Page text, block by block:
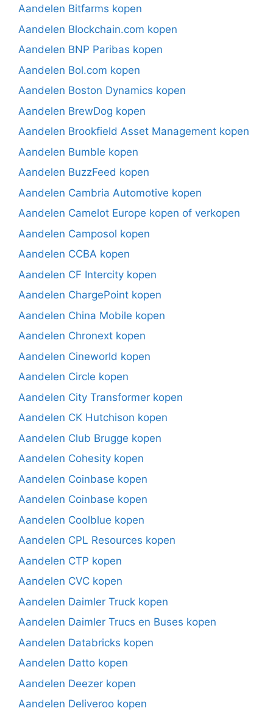
Aandelen Bitfarms kopen
Aandelen Blockchain.com kopen
Aandelen BNP Paribas kopen
Aandelen Bol.com kopen
Aandelen Boston Dynamics kopen
Aandelen BrewDog kopen
Aandelen Brookfield Asset Management kopen
Aandelen Bumble kopen
Aandelen BuzzFeed kopen
Aandelen Cambria Automotive kopen
Aandelen Camelot Europe kopen of verkopen
Aandelen Camposol kopen
Aandelen CCBA kopen
Aandelen CF Intercity kopen
Aandelen ChargePoint kopen
Aandelen China Mobile kopen
Aandelen Chronext kopen
Aandelen Cineworld kopen
Aandelen Circle kopen
Aandelen City Transformer kopen
Aandelen CK Hutchison kopen
Aandelen Club Brugge kopen
Aandelen Cohesity kopen
Aandelen Coinbase kopen
Aandelen Coinbase kopen
Aandelen Coolblue kopen
Aandelen CPL Resources kopen
Aandelen CTP kopen
Aandelen CVC kopen
Aandelen Daimler Truck kopen
Aandelen Daimler Trucs en Buses kopen
Aandelen Databricks kopen
Aandelen Datto kopen
Aandelen Deezer kopen
Aandelen Deliveroo kopen